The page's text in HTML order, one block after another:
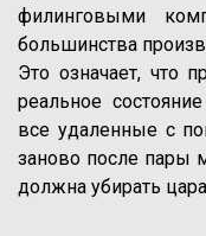
филинговыми
большинства
Это означает, что
реальное
все удаленные с
заново после пары
должна убирать